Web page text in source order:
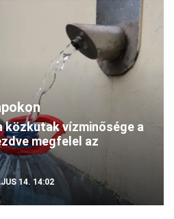
közkutak vízminősége a
megfelel az
14. 14:02